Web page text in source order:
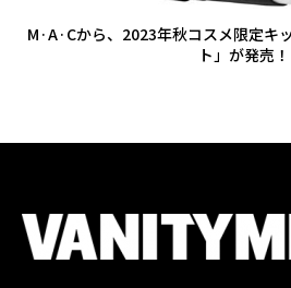
M·A·Cから、2023年秋コスメ限定キ
ト」が発売！